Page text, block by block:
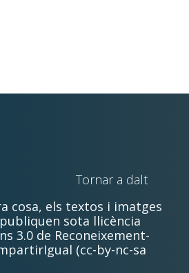
Tornar a dalt
cosa, els textos i imatges
sota llicència
3.0 de Reconeixement-
(cc-by-nc-sa